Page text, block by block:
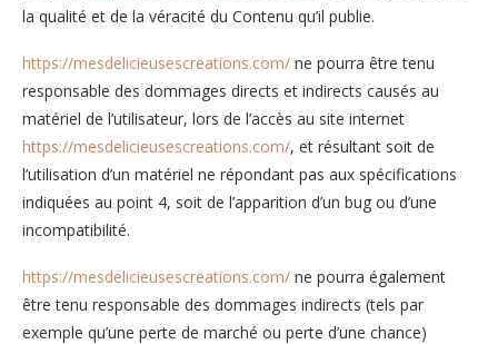
la qualité et de la véracité du Contenu qu’il publie.
https://mesdelicieusescreations.com/ ne pourra être tenu
responsable des dommages directs et indirects causés au
matériel de l’utilisateur, lors de l’accès au site internet
https://mesdelicieusescreations.com/, et résultant soit de
l’utilisation d’un matériel ne répondant pas aux spécifications
indiquées au point 4, soit de l’apparition d’un bug ou d’une
incompatibilité.
https://mesdelicieusescreations.com/ ne pourra également
être tenu responsable des dommages indirects (tels par
exemple qu’une perte de marché ou perte d’une chance)